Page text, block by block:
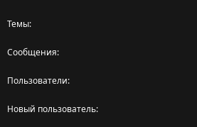
Темы
Сообщения
Пользователи
Новый пользователь